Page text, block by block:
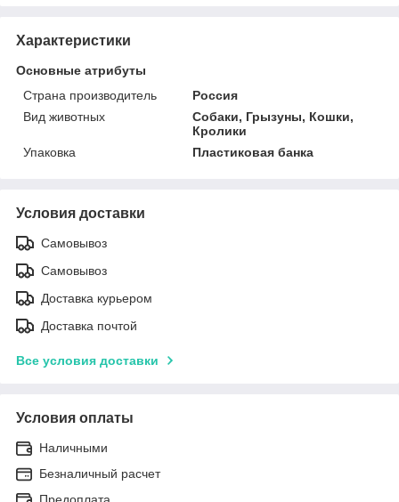
Характеристики
Основные атрибуты
Страна производитель
Россия
Вид животных
Собаки, Грызуны, Кошки,
Кролики
Упаковка
Пластиковая банка
Условия доставки
Самовывоз
Самовывоз
Доставка курьером
Доставка почтой
Все условия доставки
Условия оплаты
Наличными
Безналичный расчет
Предоплата